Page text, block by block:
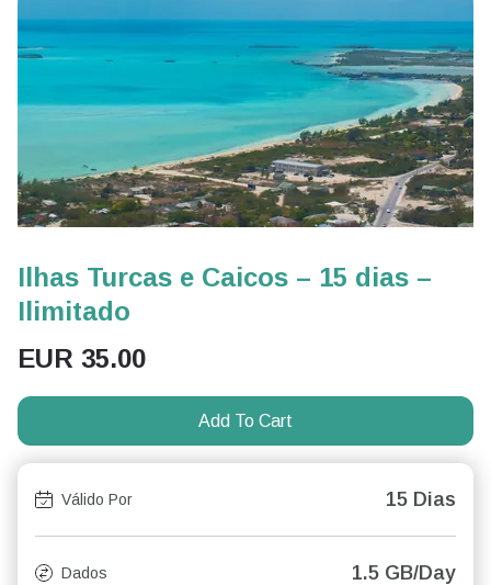
Ilhas Turcas e Caicos – 15 dias –
Ilimitado
EUR 35.00
Add To Cart
Válido Por 15 Dias
Dados 1.5 GB/Day